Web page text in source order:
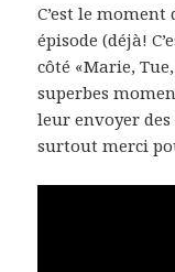
C’est le moment
épisode (déjà!
côté «Marie,
superbes
leur envoyer
surtout merci